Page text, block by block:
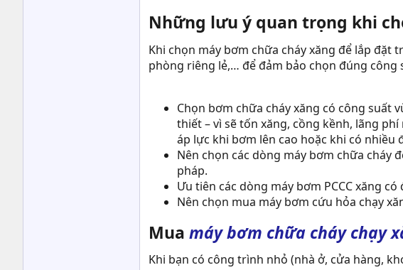
Những lưu ý quan trọng khi
Khi chọn máy bơm chữa cháy xăng để lắp đặt
phòng riêng lẻ,… để đảm bảo chọn đúng công
Chọn bơm chữa cháy xăng có công suất
thiết – vì sẽ tốn xăng, cồng kềnh, lãng
áp lực khi bơm lên cao hoặc khi có nhiều
Nên chọn các dòng máy bơm chữa cháy
pháp.
Ưu tiên các dòng máy bơm PCCC xăng
Nên chọn mua máy bơm cứu hỏa chạy
Mua máy bơm chữa cháy chạy
Khi bạn có công trình nhỏ (nhà ở, cửa hàng,